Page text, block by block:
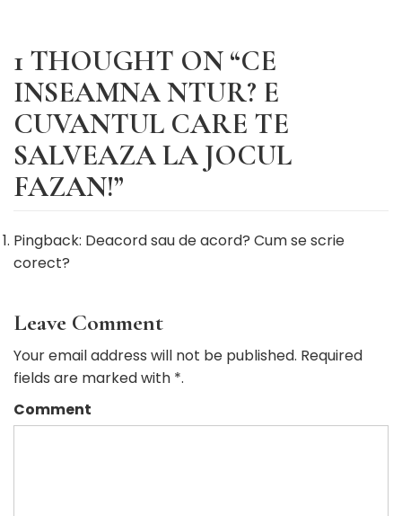
1 THOUGHT ON “CE
INSEAMNA NTUR? E
CUVANTUL CARE TE
SALVEAZA LA JOCUL
FAZAN!”
Pingback: Deacord sau de acord? Cum se scrie
corect?
Leave Comment
Your email address will not be published. Required
fields are marked with *.
Comment